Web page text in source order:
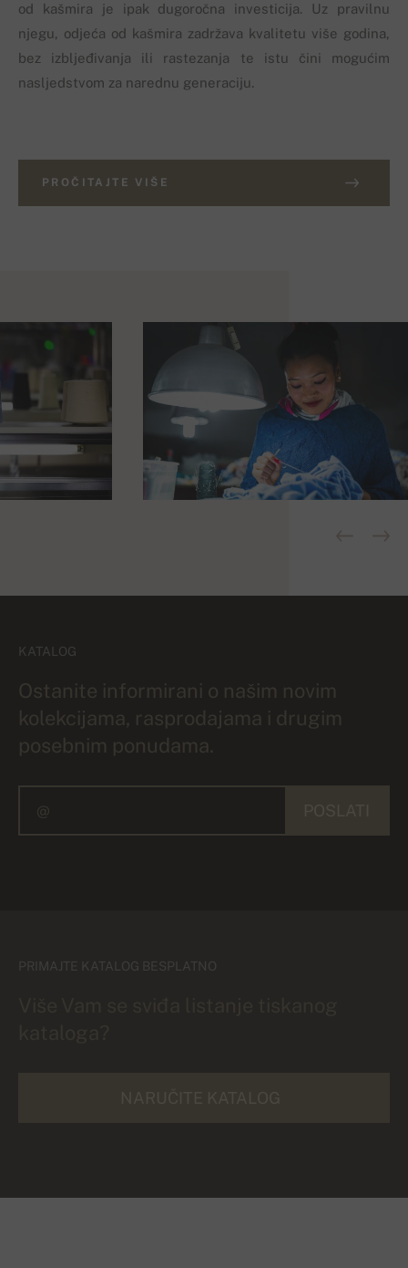
od kašmira je ipak dugoročna investicija. Uz pravilnu
njegu, odjeća od kašmira zadržava kvalitetu više godina,
bez izbljeđivanja ili rastezanja te istu čini mogućim
nasljedstvom za narednu generaciju.
PROČITAJTE VIŠE
KATALOG
Ostanite informirani o našim novim
kolekcijama, rasprodajama i drugim
posebnim ponudama.
PRIMAJTE KATALOG BESPLATNO